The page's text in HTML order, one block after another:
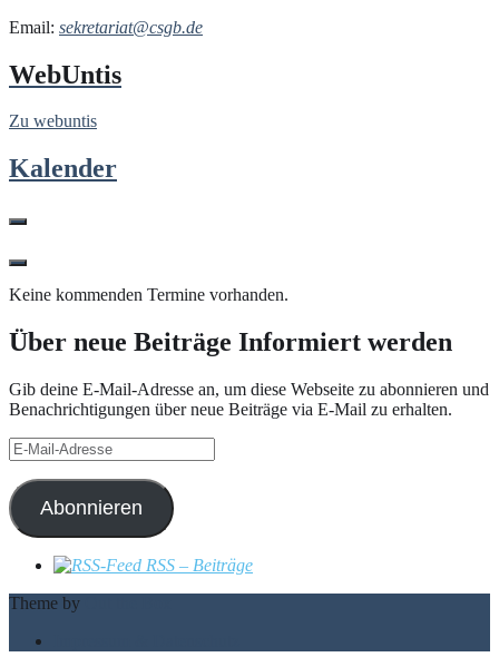
Email: sekretariat@csgb.de
WebUntis
Zu webuntis
Kalender
Keine kommenden Termine vorhanden.
Über neue Beiträge Informiert werden
Gib deine E-Mail-Adresse an, um diese Webseite zu abonnieren und
Benachrichtigungen über neue Beiträge via E-Mail zu erhalten.
E-
Mail-
Adresse
Abonnieren
RSS – Beiträge
Theme by